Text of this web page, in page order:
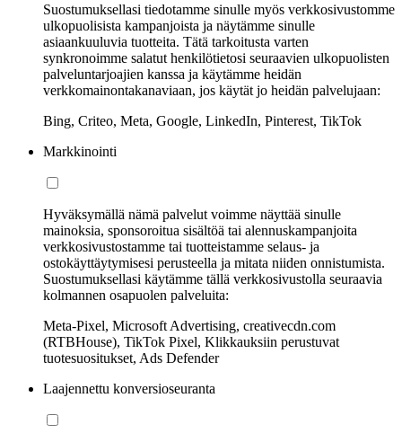
Suostumuksellasi tiedotamme sinulle myös verkkosivustomme
ulkopuolisista kampanjoista ja näytämme sinulle
asiaankuuluvia tuotteita. Tätä tarkoitusta varten
synkronoimme salatut henkilötietosi seuraavien ulkopuolisten
palveluntarjoajien kanssa ja käytämme heidän
verkkomainontakanaviaan, jos käytät jo heidän palvelujaan:
Bing, Criteo, Meta, Google, LinkedIn, Pinterest, TikTok
Markkinointi
Hyväksymällä nämä palvelut voimme näyttää sinulle
mainoksia, sponsoroitua sisältöä tai alennuskampanjoita
verkkosivustostamme tai tuotteistamme selaus- ja
ostokäyttäytymisesi perusteella ja mitata niiden onnistumista.
Suostumuksellasi käytämme tällä verkkosivustolla seuraavia
kolmannen osapuolen palveluita:
Meta-Pixel, Microsoft Advertising, creativecdn.com
(RTBHouse), TikTok Pixel, Klikkauksiin perustuvat
tuotesuositukset, Ads Defender
Laajennettu konversioseuranta